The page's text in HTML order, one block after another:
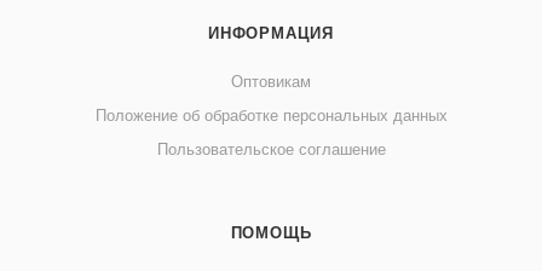
ИНФОРМАЦИЯ
Оптовикам
Положение об обработке персональных данных
Пользовательское соглашение
ПОМОЩЬ